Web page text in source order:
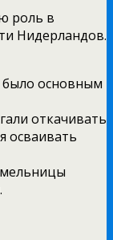
роль в
Нидерландов.
основным
откачивать
осваивать